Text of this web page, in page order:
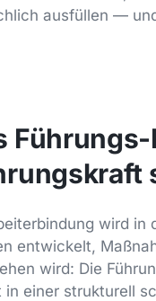
ausfüllen —
wird in
entwickelt,
wird: Die
in einer strukturell